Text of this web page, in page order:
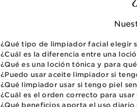
¿Qué tipo de limpiador facial elegir
¿Cuál es la diferencia entre una
¿Qué es una loción tónica y para
¿Puedo usar aceite limpiador si
¿Qué limpiador usar si tengo piel
¿Cuál es el orden correcto para
¿Qué beneficios aporta el uso